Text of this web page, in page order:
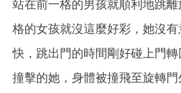
站在前一格的男孩就順利地跳
格的女孩就沒這麼好彩，她沒
快，跳出門的時間剛好碰上門
撞擊的她，身體被撞飛至旋轉